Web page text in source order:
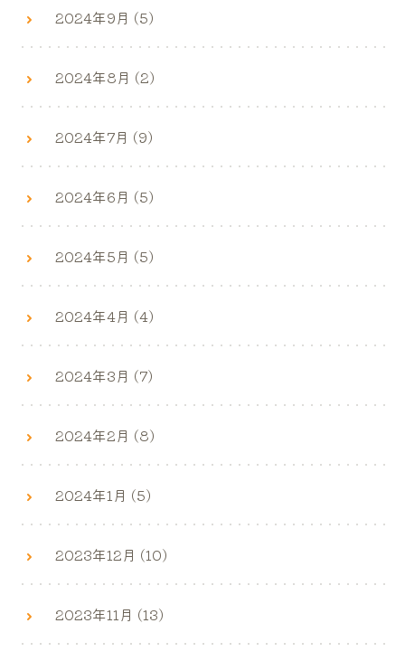
2024年9月 (5)
2024年8月 (2)
2024年7月 (9)
2024年6月 (5)
2024年5月 (5)
2024年4月 (4)
2024年3月 (7)
2024年2月 (8)
2024年1月 (5)
2023年12月 (10)
2023年11月 (13)